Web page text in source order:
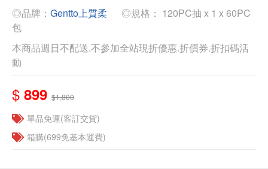
◎品牌： Gentto上質柔
◎規格： 120PC抽 x 1 x 60PC
包
本商品週日不配送.不參加全站現折優惠.折價券.折扣碼活
動
$ 899 $1,800
單品免運(客訂交貨)
箱購(699免基本運費)